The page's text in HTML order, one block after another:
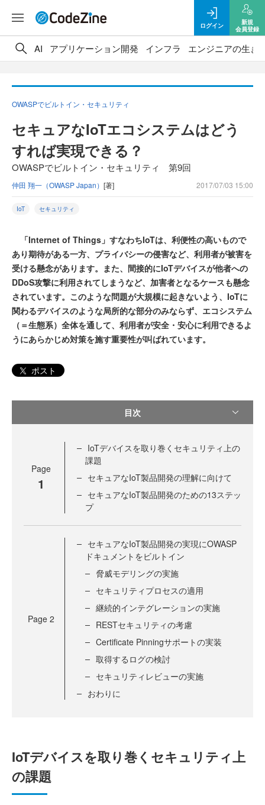
ログイン
新規
会員登録
AI アプリケーション開発 インフラ エンジニアの生き
OWASPでビルトイン・セキュリティ
セキュアなIoTエコシステムはどう
すれば実現できる？
OWASPでビルトイン・セキュリティ 第9回
仲田 翔一（OWASP Japan） [著] 2017/07/03 15:00
IoT セキュリティ
「Internet of Things」すなわちIoTは、利便性の高いもので
あり期待がある一方、プライバシーの侵害など、利用者が被害を
受ける懸念があります。また、間接的にIoTデバイスが他者への
DDoS攻撃に利用されてしまうなど、加害者となるケースも懸念
されています。このような問題が大規模に起きないよう、IoTに
関わるデバイスのような局所的な部分のみならず、エコシステム
（＝生態系）全体を通して、利用者が安全・安心に利用できるよ
うにあらかじめ対策を施す重要性が叫ばれています。
ポスト
目次
Page
1
IoTデバイスを取り巻くセキュリティ上の
課題
セキュアなIoT製品開発の理解に向けて
セキュアなIoT製品開発のための13ステッ
プ
Page 2
セキュアなIoT製品開発の実現にOWASP
ドキュメントをビルトイン
脅威モデリングの実施
セキュリティプロセスの適用
継続的インテグレーションの実施
RESTセキュリティの考慮
Certificate Pinningサポートの実装
取得するログの検討
セキュリティレビューの実施
おわりに
IoTデバイスを取り巻くセキュリティ上
の課題